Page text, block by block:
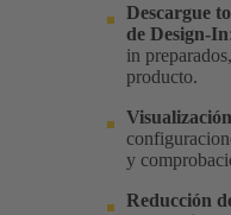
Descargue
de Design-In
in
producto.
V
y
Reducción